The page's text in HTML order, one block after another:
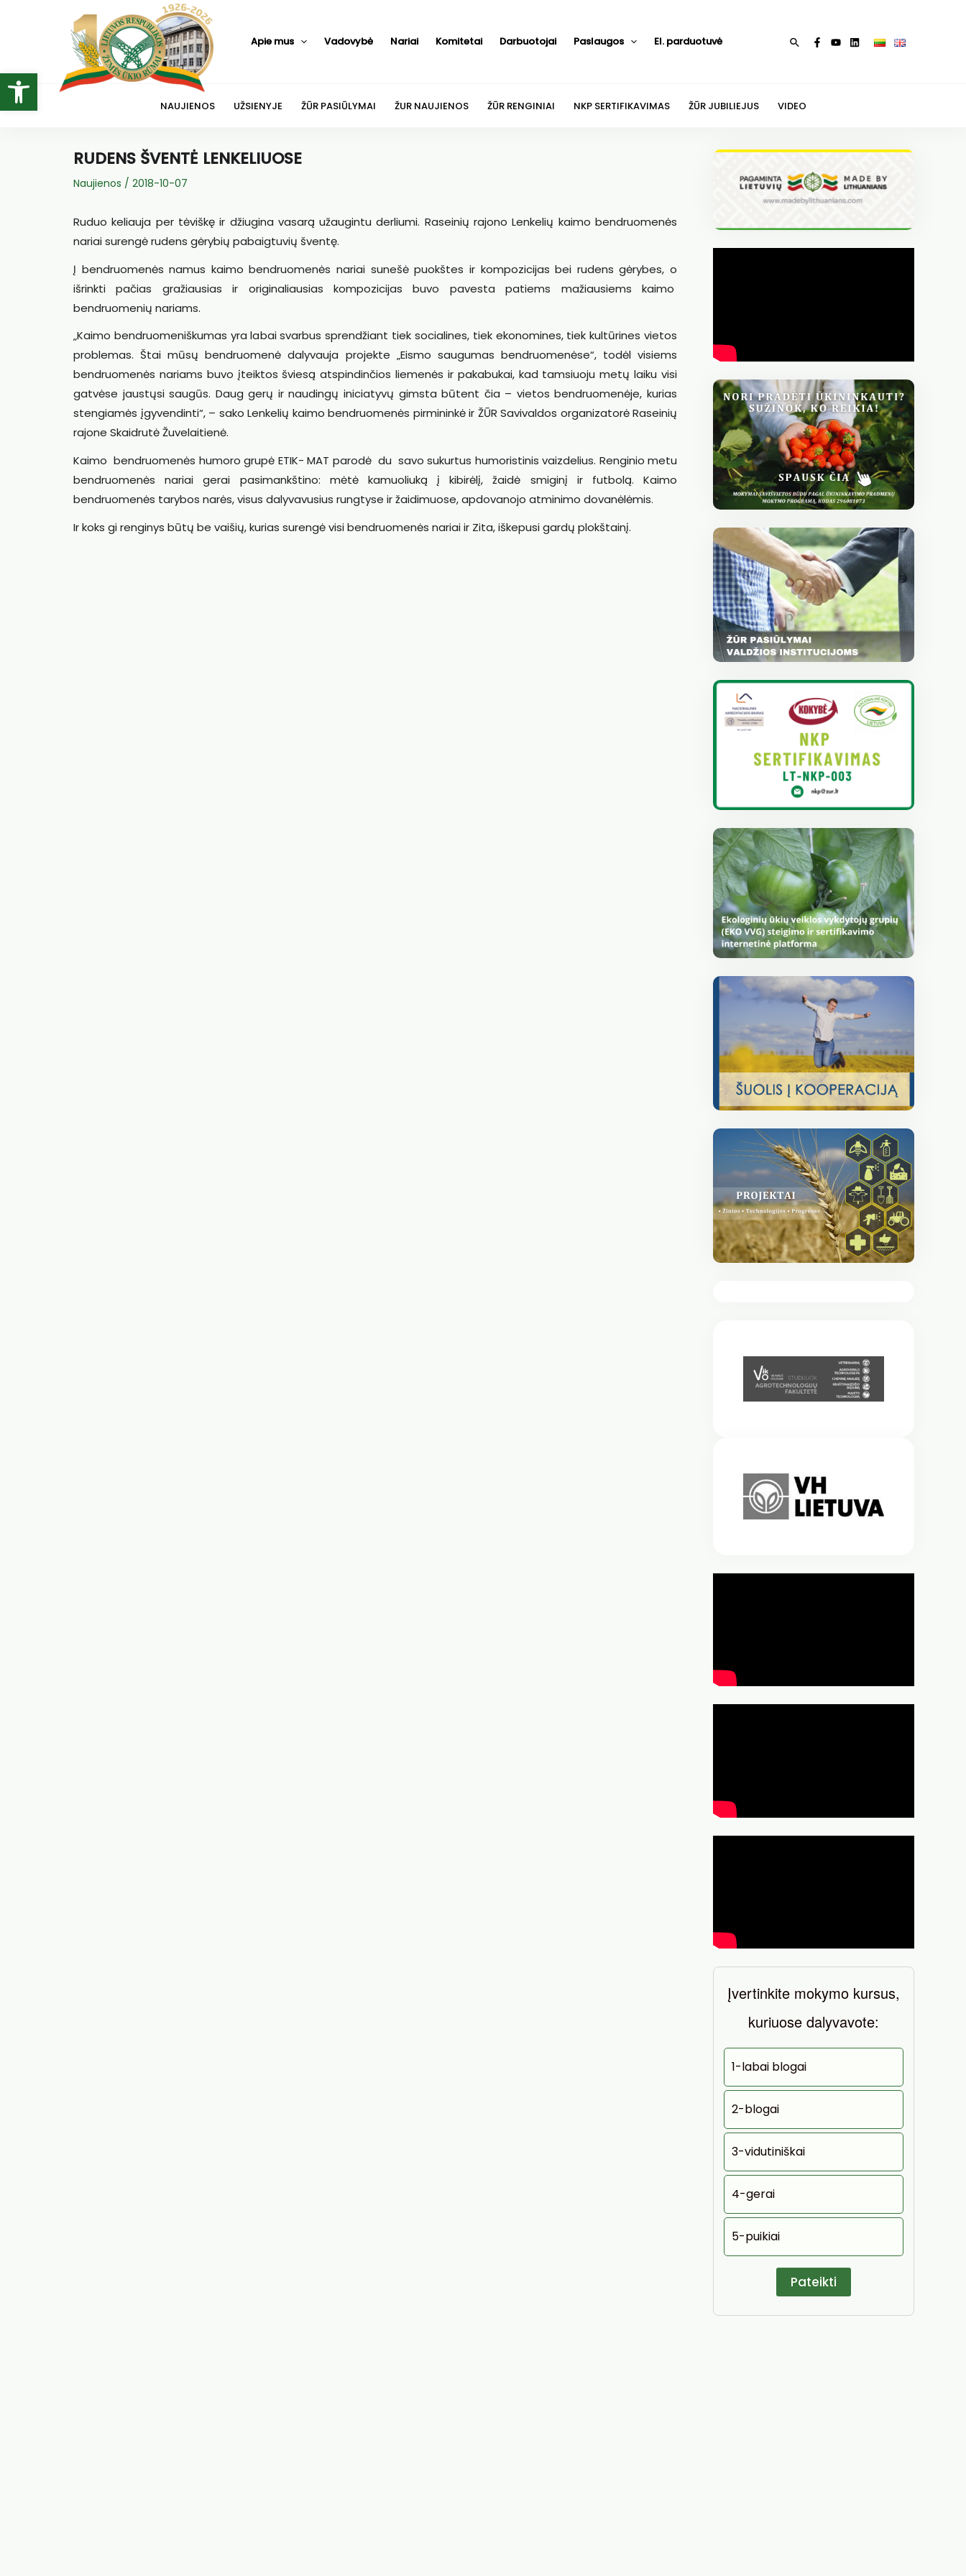
Open toolbar
Apie mus Vadovybė Nariai Komitetai Darbuotojai Paslaugos El. parduotuvė Paieška
NAUJIENOS UŽSIENYJE ŽŪR PASIŪLYMAI ŽUR NAUJIENOS ŽŪR RENGINIAI NKP SERTIFIKAVIMAS ŽŪR JUBILIEJUS VIDEO
RUDENS ŠVENTĖ LENKELIUOSE
Naujienos / 2018-10-07
Ruduo keliauja per tėviškę ir džiugina vasarą užaugintu derliumi. Raseinių rajono Lenkelių kaimo bendruomenės
nariai surengė rudens gėrybių pabaigtuvių šventę.
Į bendruomenės namus kaimo bendruomenės nariai sunešė puokštes ir kompozicijas bei rudens gėrybes, o
išrinkti pačias gražiausias ir originaliausias kompozicijas buvo pavesta patiems mažiausiems kaimo
bendruomenių nariams.
„Kaimo bendruomeniškumas yra labai svarbus sprendžiant tiek socialines, tiek ekonomines, tiek kultūrines vietos
problemas. Štai mūsų bendruomenė dalyvauja projekte „Eismo saugumas bendruomenėse“, todėl visiems
bendruomenės nariams buvo įteiktos šviesą atspindinčios liemenės ir pakabukai, kad tamsiuoju metų laiku visi
gatvėse jaustųsi saugūs. Daug gerų ir naudingų iniciatyvų gimsta būtent čia – vietos bendruomenėje, kurias
stengiamės įgyvendinti“, – sako Lenkelių kaimo bendruomenės pirmininkė ir ŽŪR Savivaldos organizatorė Raseinių
rajone Skaidrutė Žuvelaitienė.
Kaimo bendruomenės humoro grupė ETIK- MAT parodė du savo sukurtus humoristinis vaizdelius. Renginio metu
bendruomenės nariai gerai pasimankštino: mėtė kamuoliuką į kibirėlį, žaidė smiginį ir futbolą. Kaimo
bendruomenės tarybos narės, visus dalyvavusius rungtyse ir žaidimuose, apdovanojo atminimo dovanėlėmis.
Ir koks gi renginys būtų be vaišių, kurias surengė visi bendruomenės nariai ir Zita, iškepusi gardų plokštainį.
Įvertinkite mokymo kursus,
kuriuose dalyvavote:
1-labai blogai
2-blogai
3-vidutiniškai
4-gerai
5-puikiai